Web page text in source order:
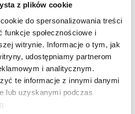
z plików cookie
do spersonalizowania treści
funkcje społecznościowe i
witrynie. Informacje o tym, jak
udostępniamy partnerom
i analitycznym.
te informacje z innymi danymi
lub uzyskanymi podczas
tapicerowany (typ HRU)
siatkowe (czarne)
3D (typ R15K)
Sempre SM02 (Grafit)
chromowana
blokada w 5 pozycjach, płynna